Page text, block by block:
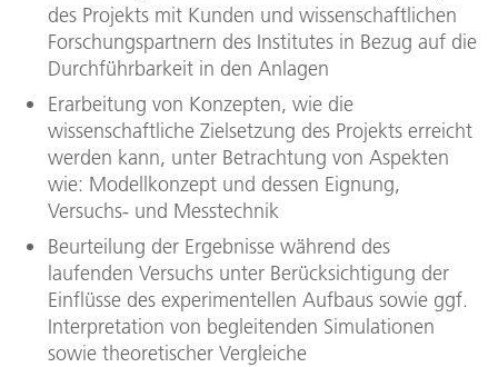
des Projekts mit Kunden und wissenschaftlichen
Forschungspartnern des Institutes in Bezug auf die
Durchführbarkeit in den Anlagen
Erarbeitung von Konzepten, wie die
wissenschaftliche Zielsetzung des Projekts erreicht
werden kann, unter Betrachtung von Aspekten
wie: Modellkonzept und dessen Eignung,
Versuchs- und Messtechnik
Beurteilung der Ergebnisse während des
laufenden Versuchs unter Berücksichtigung der
Einflüsse des experimentellen Aufbaus sowie ggf.
Interpretation von begleitenden Simulationen
sowie theoretischer Vergleiche